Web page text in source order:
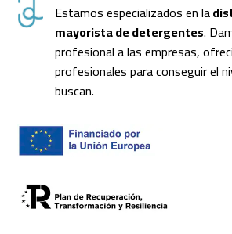
Estamos especializados en la
mayorista de detergentes.
profesional a las empresas,
profesionales para conseguir el
buscan.